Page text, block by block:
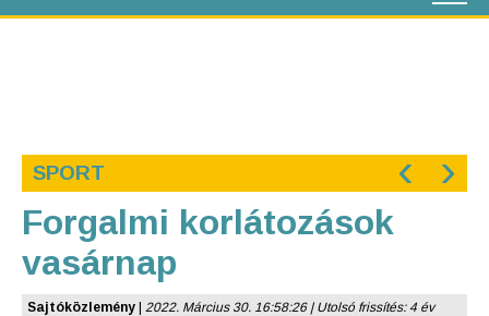
SPORT ‹ ›
Forgalmi korlátozások
vasárnap
Sajtóközlemény 2022. Március 30. 16:58:26 | Utolsó frissítés: 4 év